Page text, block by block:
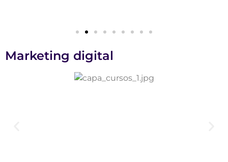
Marketing digital